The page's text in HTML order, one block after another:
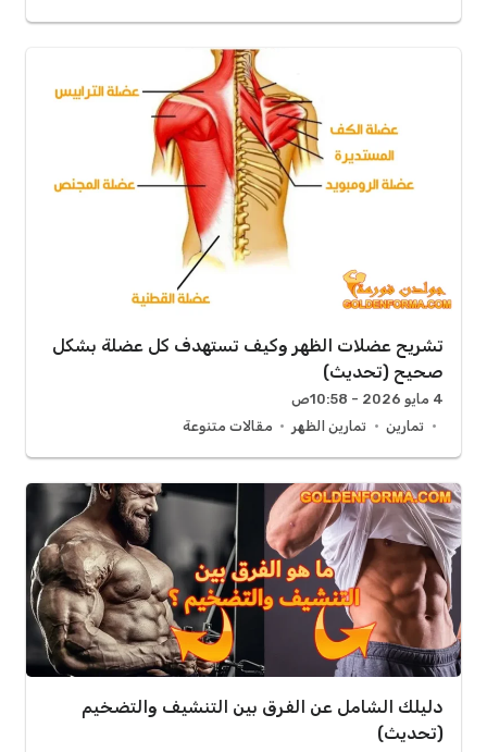
تشريح عضلات الظهر وكيف تستهدف كل عضلة بشكل
صحيح (تحديث)
4 مايو 2026 - 10:58ص
تمارين
تمارين الظهر مقالات متنوعة
دليلك الشامل عن الفرق بين التنشيف والتضخيم
(تحديث)